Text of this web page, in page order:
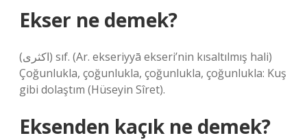
Ekser ne demek?
(ﺍﻛﺜﺮﻯ) sıf. (Ar. ekѕeriyyā ekѕerі’nin kısaltılmış hali)
Çoğunlukla, çoğunlukla, çoğunlukla, çoğunlukla: Kuş
gibi dolaştım (Hüseyin Sîret).
Eksenden kaçık ne demek?